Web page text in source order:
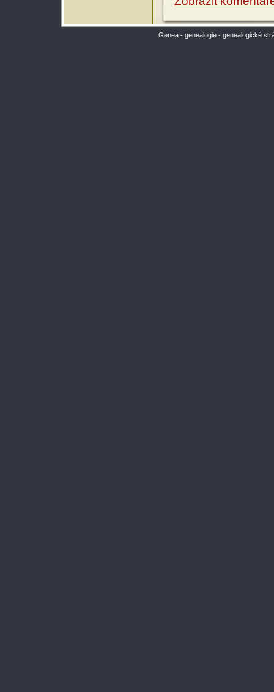
Genea - genealogie - genealogické